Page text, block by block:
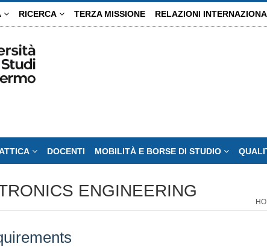
RICERCA TERZA MISSIONE RELAZIONI
DOCENTI MOBILITÀ E BORSE DI STUDIO
ENGINEERING